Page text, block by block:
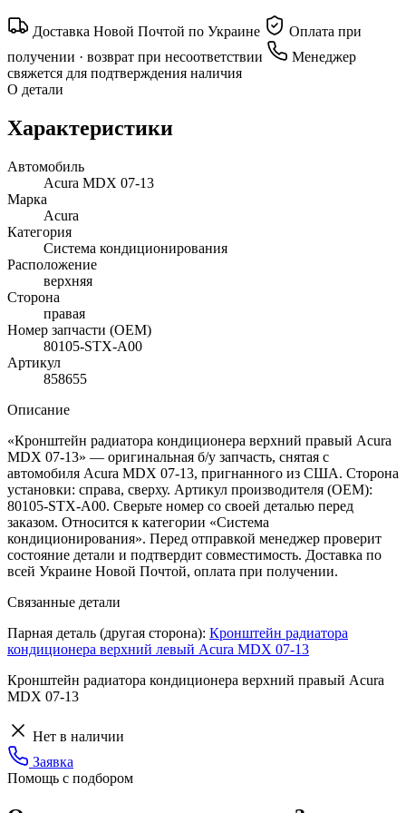
Доставка Новой Почтой по Украине
Оплата при
получении · возврат при несоответствии
Менеджер
свяжется для подтверждения наличия
О детали
Характеристики
Автомобиль
Acura MDX 07-13
Марка
Acura
Категория
Система кондиционирования
Расположение
верхняя
Сторона
правая
Номер запчасти (OEM)
80105-STX-A00
Артикул
858655
Описание
«Кронштейн радиатора кондиционера верхний правый Acura
MDX 07-13» — оригинальная б/у запчасть, снятая с
автомобиля Acura MDX 07-13, пригнанного из США. Сторона
установки: справа, сверху. Артикул производителя (OEM):
80105-STX-A00. Сверьте номер со своей деталью перед
заказом. Относится к категории «Система
кондиционирования». Перед отправкой менеджер проверит
состояние детали и подтвердит совместимость. Доставка по
всей Украине Новой Почтой, оплата при получении.
Связанные детали
Парная деталь (другая сторона): Кронштейн радиатора
кондиционера верхний левый Acura MDX 07-13
Кронштейн радиатора кондиционера верхний правый Acura
MDX 07-13
Нет в наличии
Заявка
Помощь с подбором